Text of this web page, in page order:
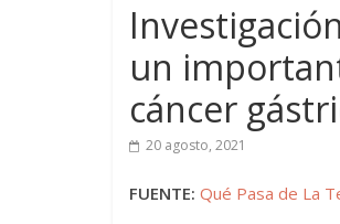
un
cáncer
20 agosto, 2021
FUENTE: Qué Pasa de La